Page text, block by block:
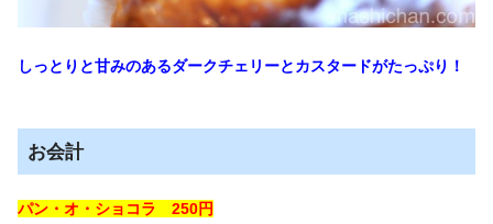
しっとりと甘みのあるダークチェリーとカスタードがたっぷり！
お会計
パン・オ・ショコラ 250円